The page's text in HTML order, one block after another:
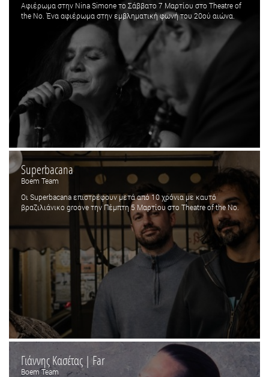
Αφιέρωμα στην Nina Simone το Σάββατο 7 Μαρτίου στο Theatre of
the No. Ένα αφιέρωμα στην εμβληματική φωνή του 20ού αιώνα.
Superbacana
Boem Team
Οι Superbacana επιστρέφουν μετά από 10 χρόνια με καυτό
βραζιλιάνικο groove την Πέμπτη 5 Μαρτίου στο Theatre of the No.
Γιάννης Κασέτας | Far
Boem Team